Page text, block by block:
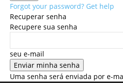
Forgot your password? Get help
Recuperar senha
Recupere sua senha
seu e-mail
Uma senha será enviada por e-